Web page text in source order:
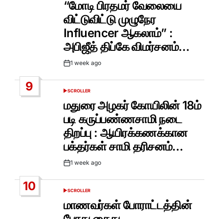
“மோடி பிரதமர் வேலையை
விட்டுவிட்டு முழுநேர
Influencer ஆகலாம்” :
அபிஜீத் திப்கே விமர்சனம்…
Post1 week ago
9
POSTED
SCROLLER
மதுரை அழகர் கோயிலின் 18ம்
படி கருப்பண்ணசாமி நடை
திறப்பு : ஆயிரக்கணக்கான
பக்தர்கள் சாமி தரிசனம்…
Post1 week ago
10
POSTED
SCROLLER
மாணவர்கள் போராட்டத்தின்